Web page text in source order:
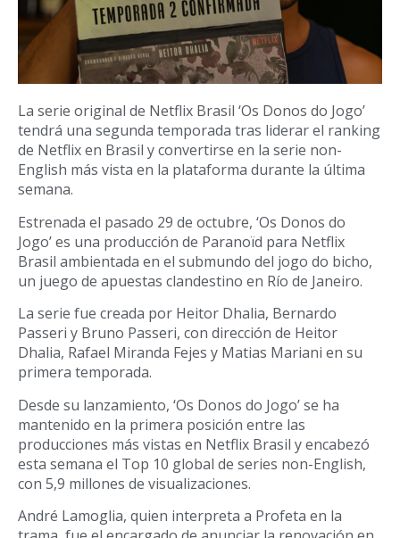
La serie original de Netflix Brasil ‘Os Donos do Jogo’
tendrá una segunda temporada tras liderar el ranking
de Netflix en Brasil y convertirse en la serie non-
English más vista en la plataforma durante la última
semana.
Estrenada el pasado 29 de octubre, ‘Os Donos do
Jogo’ es una producción de Paranoïd para Netflix
Brasil ambientada en el submundo del jogo do bicho,
un juego de apuestas clandestino en Río de Janeiro.
La serie fue creada por Heitor Dhalia, Bernardo
Passeri y Bruno Passeri, con dirección de Heitor
Dhalia, Rafael Miranda Fejes y Matias Mariani en su
primera temporada.
Desde su lanzamiento, ‘Os Donos do Jogo’ se ha
mantenido en la primera posición entre las
producciones más vistas en Netflix Brasil y encabezó
esta semana el Top 10 global de series non-English,
con 5,9 millones de visualizaciones.
André Lamoglia, quien interpreta a Profeta en la